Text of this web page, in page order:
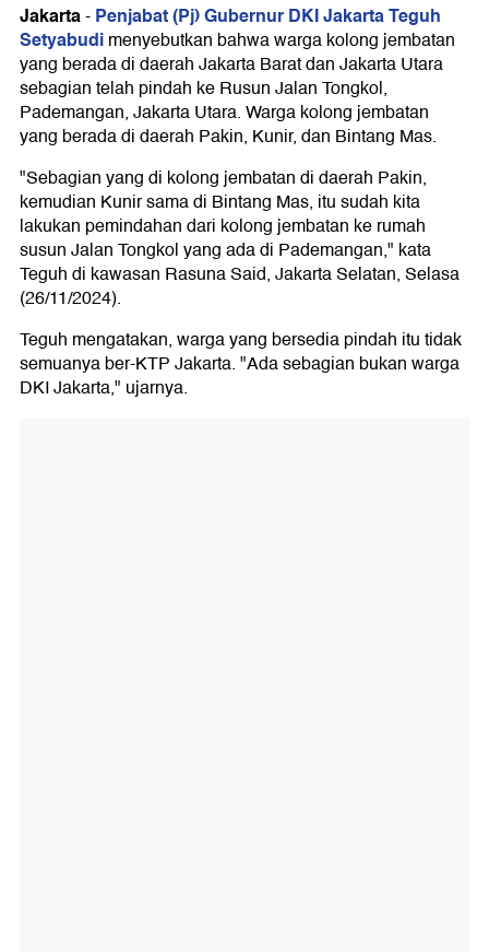
Jakarta-Penjabat (Pj) Gubernur DKI Jakarta Teguh
Setyabudimenyebutkan bahwa warga kolong jembatan
yang berada di daerah Jakarta Barat dan Jakarta Utara
sebagian telah pindah ke Rusun Jalan Tongkol,
Pademangan, Jakarta Utara. Warga kolong jembatan
yang berada di daerah Pakin, Kunir, dan Bintang Mas.
"Sebagian yang di kolong jembatan di daerah Pakin,
kemudian Kunir sama di Bintang Mas, itu sudah kita
lakukan pemindahan dari kolong jembatan ke rumah
susun Jalan Tongkol yang ada di Pademangan," kata
Teguh di kawasan Rasuna Said, Jakarta Selatan, Selasa
(26/11/2024).
Teguh mengatakan, warga yang bersedia pindah itu tidak
semuanya ber-KTP Jakarta. "Ada sebagian bukan warga
DKI Jakarta," ujarnya.